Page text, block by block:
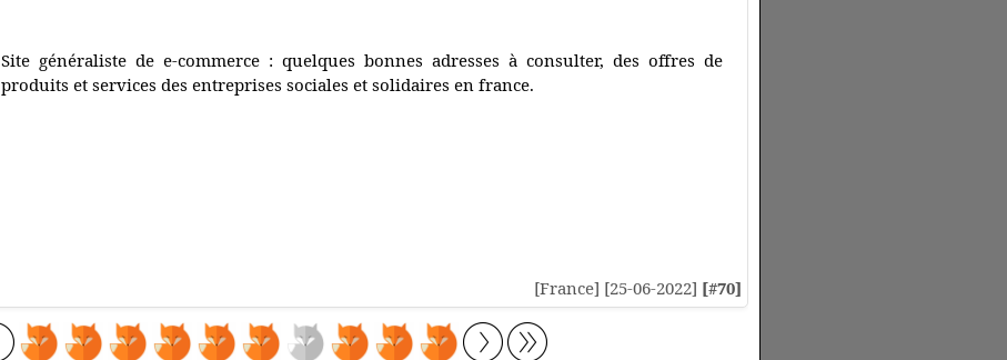
Site généraliste de e-commerce : quelques bonnes adresses à consulter, des offres de
produits et services des entreprises sociales et solidaires en france.
[France] [25-06-2022] [#70]